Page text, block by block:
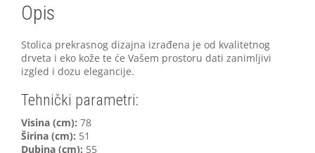
Opis
Stolica prekrasnog dizajna izrađena je od kvalitetnog
drveta i eko kože te će Vašem prostoru dati zanimljivi
izgled i dozu elegancije.
Tehnički parametri:
Visina (cm): 78
Širina (cm): 51
Dubina (cm): 55